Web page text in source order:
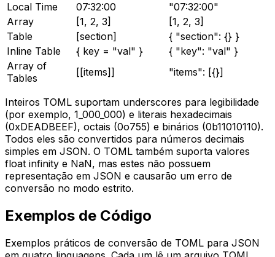
Local Time
07:32:00
"07:32:00"
Array
[1, 2, 3]
[1, 2, 3]
Table
[section]
{ "section": {} }
Inline Table
{ key = "val" }
{ "key": "val" }
Array of
Tables
[[items]] "items": [{}]
Inteiros TOML suportam underscores para legibilidade
(por exemplo, 1_000_000) e literais hexadecimais
(0xDEADBEEF), octais (0o755) e binários (0b11010110).
Todos eles são convertidos para números decimais
simples em JSON. O TOML também suporta valores
float infinity e NaN, mas estes não possuem
representação em JSON e causarão um erro de
conversão no modo estrito.
Exemplos de Código
Exemplos práticos de conversão de TOML para JSON